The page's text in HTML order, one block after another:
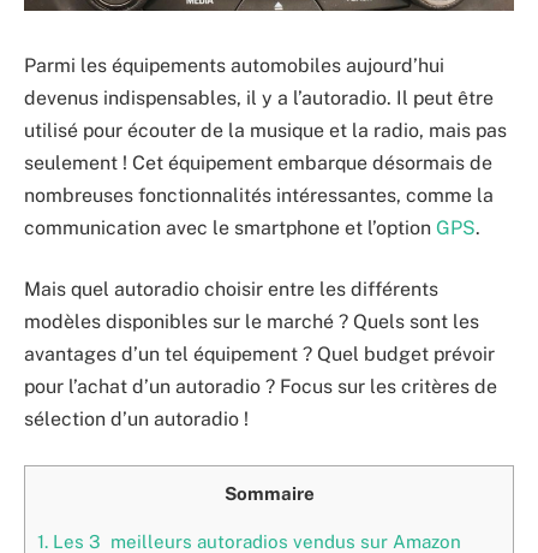
Parmi les équipements automobiles aujourd’hui
devenus indispensables, il y a l’autoradio. Il peut être
utilisé pour écouter de la musique et la radio, mais pas
seulement ! Cet équipement embarque désormais de
nombreuses fonctionnalités intéressantes, comme la
communication avec le smartphone et l’option GPS.
Mais quel autoradio choisir entre les différents
modèles disponibles sur le marché ? Quels sont les
avantages d’un tel équipement ? Quel budget prévoir
pour l’achat d’un autoradio ? Focus sur les critères de
sélection d’un autoradio !
Sommaire
1. Les 3 meilleurs autoradios vendus sur Amazon